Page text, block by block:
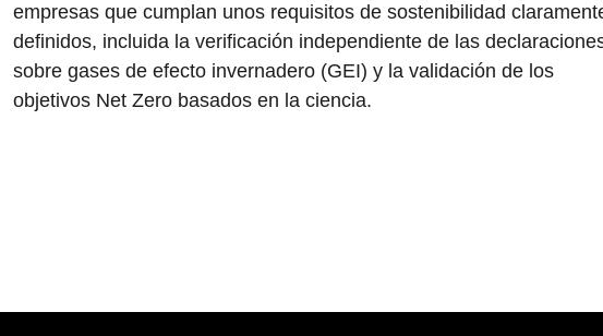
empresas que cumplan unos requisitos de sostenibilidad
definidos, incluida la verificación independiente de las
sobre gases de efecto invernadero (GEI) y la validación de los
objetivos Net Zero basados en la ciencia.